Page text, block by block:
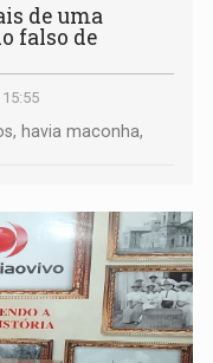
de uma
falso de
havia maconha,